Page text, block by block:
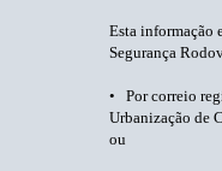
Esta informação
Segurança
• Por correio
Urbanização de
ou